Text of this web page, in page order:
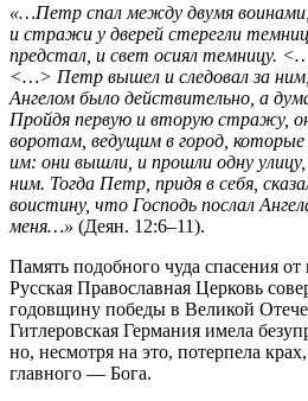
«…Петр спал между двумя воинами,
и стражи у дверей стерегли
предстал, и свет осиял темницу.
<…> Петр вышел и следовал за
Ангелом было действительно, а
Пройдя первую и вторую стражу,
воротам, ведущим в город,
им: они вышли, и прошли одну улицу,
ним. Тогда Петр, придя в себя,
воистину, что Господь послал
меня…» (Деян. 12:6–11).
Память подобного чуда спасения
Русская Православная Церковь
годовщину победы в Великой
Гитлеровская Германия имела
но, несмотря на это, потерпела
главного — Бога.